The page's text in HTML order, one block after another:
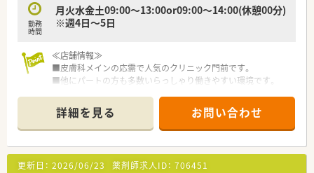
勤務
時間
月火水金土09:00～13:00or09:00～14:00(休憩00分)
※週4日～5日
≪店舗情報≫
■皮膚科メインの応需で人気のクリニック門前です。
■他にパートの方も多数いらっしゃり働きやすい環境です。
≪こんな会社です≫
■熊本市内を中心に、県内9店舗を展開する
■クリニック応需の店舗中心に出店されています。
■従業員のワークライフバランスを考えている会社です。
■eラーニングの導入など、社員教育にも積極的です。
詳細を見る お問い合わせ
更新日： 2026/06/23 薬剤師求人ID： 706451